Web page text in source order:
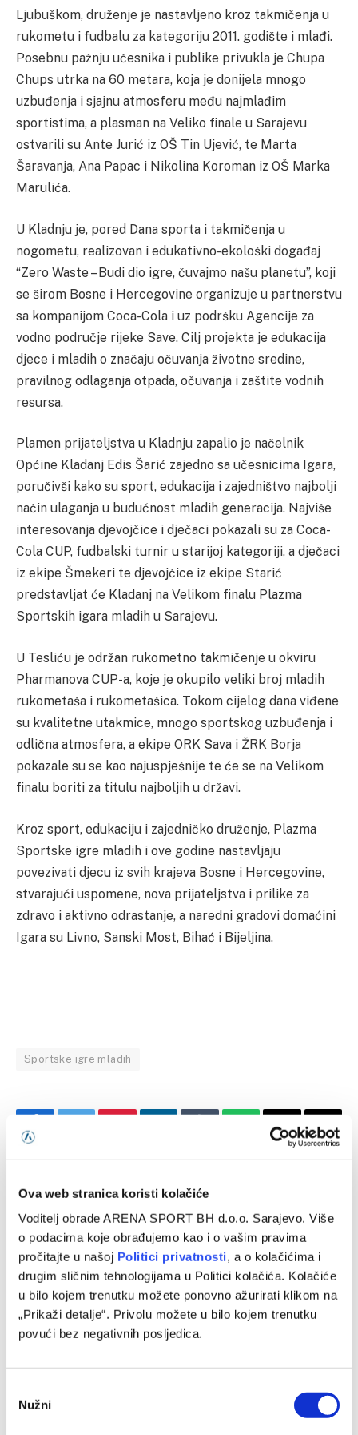
Ova web stranica koristi kolačiće
Voditelj obrade ARENA SPORT BH d.o.o. Sarajevo. Više
o podacima koje obrađujemo kao i o vašim pravima
pročitajte u našoj Politici privatnosti, a o kolačićima i
drugim sličnim tehnologijama u Politici kolačića. Kolačiće
u bilo kojem trenutku možete ponovno ažurirati klikom na
„Prikaži detalje“. Privolu možete u bilo kojem trenutku
povući bez negativnih posljedica.
Selection
Nužni
Ljubuškom, druženje je nastavljeno kroz takmičenja u
rukometu i fudbalu za kategoriju 2011. godište i mlađi.
Posebnu pažnju učesnika i publike privukla je Chupa
Chups utrka na 60 metara, koja je donijela mnogo
uzbuđenja i sjajnu atmosferu među najmlađim
sportistima, a plasman na Veliko finale u Sarajevu
ostvarili su Ante Jurić iz OŠ Tin Ujević, te Marta
Šaravanja, Ana Papac i Nikolina Koroman iz OŠ Marka
Marulića.
U Kladnju je, pored Dana sporta i takmičenja u
nogometu, realizovan i edukativno-ekološki događaj
“Zero Waste – Budi dio igre, čuvajmo našu planetu”, koji
se širom Bosne i Hercegovine organizuje u partnerstvu
sa kompanijom Coca-Cola i uz podršku Agencije za
vodno područje rijeke Save. Cilj projekta je edukacija
djece i mladih o značaju očuvanja životne sredine,
pravilnog odlaganja otpada, očuvanja i zaštite vodnih
resursa.
Plamen prijateljstva u Kladnju zapalio je načelnik
Općine Kladanj Edis Šarić zajedno sa učesnicima Igara,
poručivši kako su sport, edukacija i zajedništvo najbolji
način ulaganja u budućnost mladih generacija. Najviše
interesovanja djevojčice i dječaci pokazali su za Coca-
Cola CUP, fudbalski turnir u starijoj kategoriji, a dječaci
iz ekipe Šmekeri te djevojčice iz ekipe Starić
predstavljat će Kladanj na Velikom finalu Plazma
Sportskih igara mladih u Sarajevu.
U Tesliću je održan rukometno takmičenje u okviru
Pharmanova CUP-a, koje je okupilo veliki broj mladih
rukometaša i rukometašica. Tokom cijelog dana viđene
su kvalitetne utakmice, mnogo sportskog uzbuđenja i
odlična atmosfera, a ekipe ORK Sava i ŽRK Borja
pokazale su se kao najuspješnije te će se na Velikom
finalu boriti za titulu najboljih u državi.
Kroz sport, edukaciju i zajedničko druženje, Plazma
Sportske igre mladih i ove godine nastavljaju
povezivati djecu iz svih krajeva Bosne i Hercegovine,
stvarajući uspomene, nova prijateljstva i prilike za
zdravo i aktivno odrastanje, a naredni gradovi domaćini
Igara su Livno, Sanski Most, Bihać i Bijeljina.
Sportske igre mladih
Facebook WhatsApp
Email Copy
Link
PRETHODNI ČLANAK
Džeko: Osjećam se spremnim
za Budnesligu
SLJEDEĆI ČLANAK
Barbarez na Koševu neće
moći računati na bitnog
igrača
SLIČNE OBJAVE